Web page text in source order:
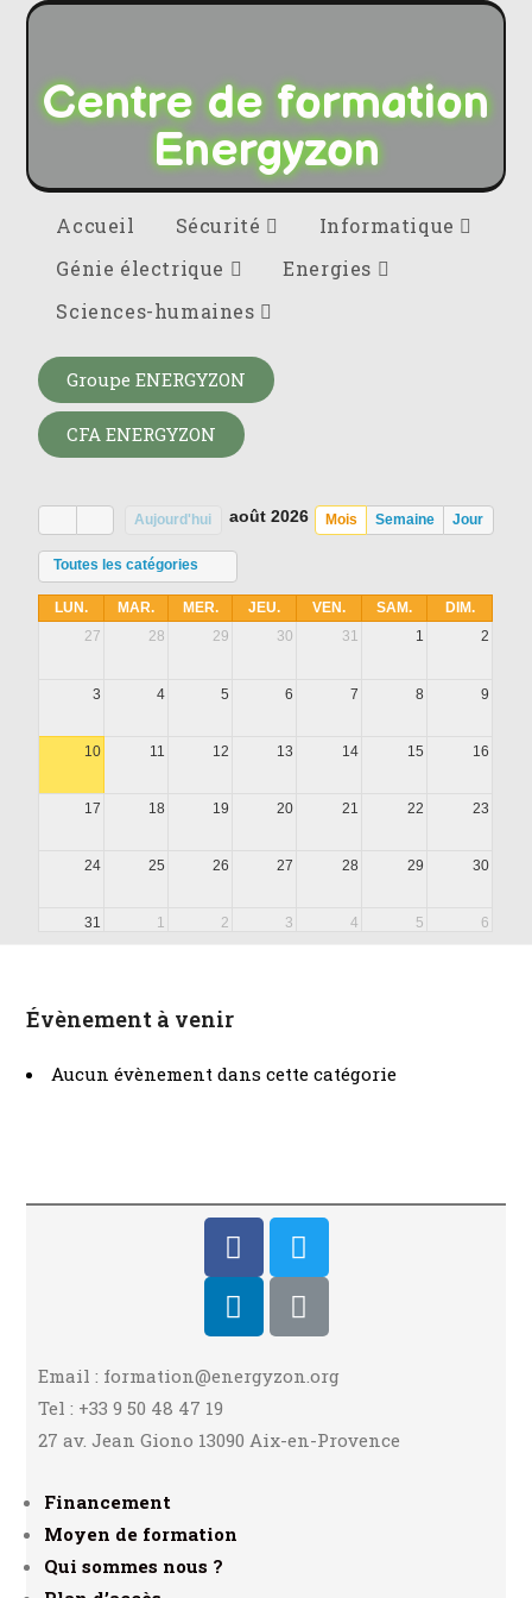
Centre de formation
Energyzon
Accueil Sécurité
Informatique
Génie électrique
Energies
Sciences-humaines
Groupe ENERGYZON
CFA ENERGYZON
Aujourd'hui Mois Semaine Jour
août 2026
Toutes les catégories
LUN. MAR. MER. JEU. VEN. SAM.
DIM.
27
28 29 30 31 1 2
3 4 5 6 7 8 9
10 11 12 13 14 15 16
17 18 19 20 21 22 23
24 25 26 27 28 29 30
31 1 2 3 4 5 6
Évènement à venir
Aucun évènement dans cette catégorie
Email : formation@energyzon.org
Tel : +33 9 50 48 47 19
27 av. Jean Giono 13090 Aix-en-Provence
Financement
Moyen de formation
Qui sommes nous ?